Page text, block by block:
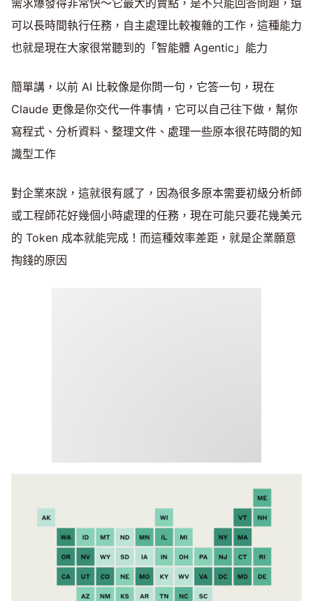
需求爆發得非常快～它最大的賣點，是不只能回答問題，還
可以長時間執行任務，自主處理比較複雜的工作，這種能力
也就是現在大家很常聽到的「智能體 Agentic」能力
簡單講，以前 AI 比較像是你問一句，它答一句，現在
Claude 更像是你交代一件事情，它可以自己往下做，幫你
寫程式、分析資料、整理文件、處理一些原本很花時間的知
識型工作
對企業來說，這就很有感了，因為很多原本需要初級分析師
或工程師花好幾個小時處理的任務，現在可能只要花幾美元
的 Token 成本就能完成！而這種效率差距，就是企業願意
掏錢的原因